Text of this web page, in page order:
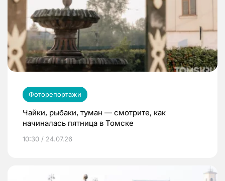
Фоторепортажи
Чайки, рыбаки, туман — смотрите, как
начиналась пятница в Томске
10:30 / 24.07.26